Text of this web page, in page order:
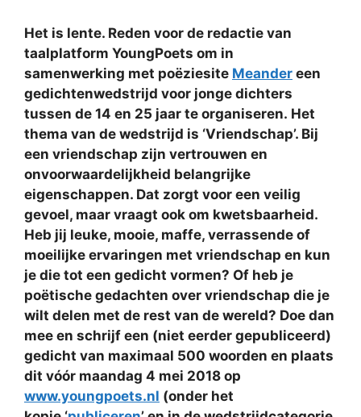
Het is lente. Reden voor de redactie van
taalplatform YoungPoets om in
samenwerking met poëziesite Meander een
gedichtenwedstrijd voor jonge dichters
tussen de 14 en 25 jaar te organiseren. Het
thema van de wedstrijd is ‘Vriendschap’. Bij
een vriendschap zijn vertrouwen en
onvoorwaardelijkheid belangrijke
eigenschappen. Dat zorgt voor een veilig
gevoel, maar vraagt ook om kwetsbaarheid.
Heb jij leuke, mooie, maffe, verrassende of
moeilijke ervaringen met vriendschap en kun
je die tot een gedicht vormen? Of heb je
poëtische gedachten over vriendschap die je
wilt delen met de rest van de wereld? Doe dan
mee en schrijf een (niet eerder gepubliceerd)
gedicht van maximaal 500 woorden en plaats
dit vóór maandag 4 mei 2018 op
www.youngpoets.nl (onder het